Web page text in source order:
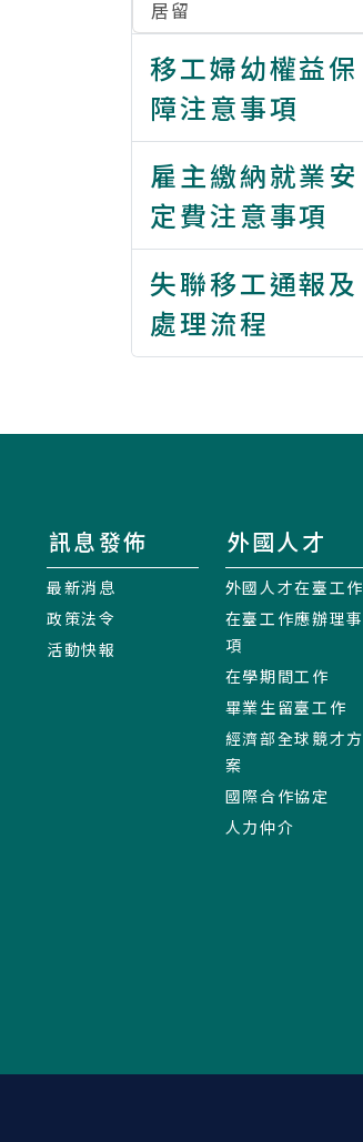
居留
移工婦幼權益保
障注意事項
雇主繳納就業安
定費注意事項
失聯移工通報及
處理流程
訊息發佈
最新消息
政策法令
活動快報
外國人才
外國人才在臺工作
在臺工作應辦理事
項
在學期間工作
畢業生留臺工作
經濟部全球競才方
案
國際合作協定
人力仲介